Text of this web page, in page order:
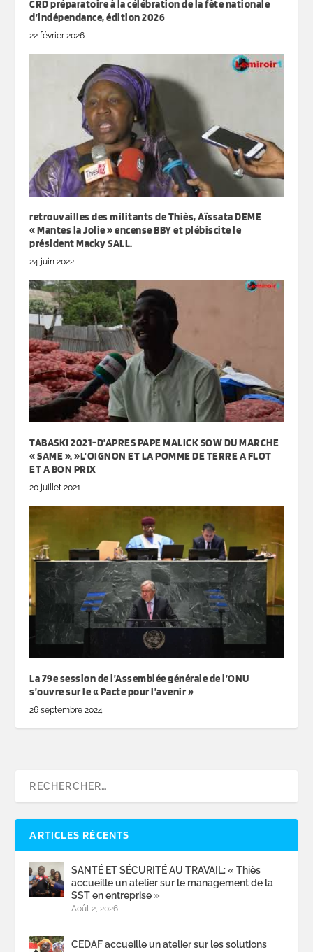
CRD préparatoire à la célébration de la fête nationale
d’indépendance, édition 2026
22 février 2026
retrouvailles des militants de Thiès, Aïssata DEME
« Mantes la Jolie » encense BBY et plébiscite le
président Macky SALL.
24 juin 2022
TABASKI 2021-D’APRES PAPE MALICK SOW DU MARCHE
« SAME ». »L’OIGNON ET LA POMME DE TERRE A FLOT
ET A BON PRIX
20 juillet 2021
La 79e session de l’Assemblée générale de l’ONU
s’ouvre sur le « Pacte pour l’avenir »
26 septembre 2024
ARTICLES RÉCENTS
SANTÉ ET SÉCURITÉ AU TRAVAIL: « Thiès
accueille un atelier sur le management de la
SST en entreprise »
Août 2, 2026
CEDAF accueille un atelier sur les solutions